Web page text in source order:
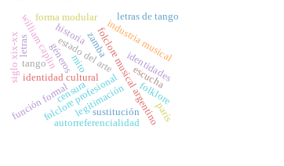
folclore musical argentino
estado del arte
folclore profesional
géneros
historia
folklore
industria musical
identidad cultural
legitimación
identidades
autorreferencialidad
zamba
función formal
forma modular
william caplin
siglo xix-xxtango
letras de tango
letras
censura
sustitución
escucha
mito
parís